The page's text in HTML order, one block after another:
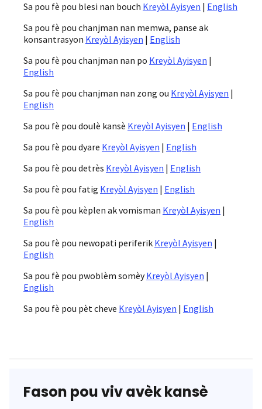
Sa pou fè pou blesi nan bouch Kreyòl Ayisyen | English
Sa pou fè pou chanjman nan memwa, panse ak
konsantrasyon Kreyòl Ayisyen | English
Sa pou fè pou chanjman nan po Kreyòl Ayisyen |
English
Sa pou fè pou chanjman nan zong ou Kreyòl Ayisyen |
English
Sa pou fè pou doulè kansè Kreyòl Ayisyen | English
Sa pou fè pou dyare Kreyòl Ayisyen | English
Sa pou fè pou detrès Kreyòl Ayisyen | English
Sa pou fè pou fatig Kreyòl Ayisyen | English
Sa pou fè pou kèplen ak vomisman Kreyòl Ayisyen |
English
Sa pou fè pou newopati periferik Kreyòl Ayisyen |
English
Sa pou fè pou pwoblèm somèyKreyòl Ayisyen |
English
Sa pou fè pou pèt cheve Kreyòl Ayisyen | English
Fason pou viv avèk kansè